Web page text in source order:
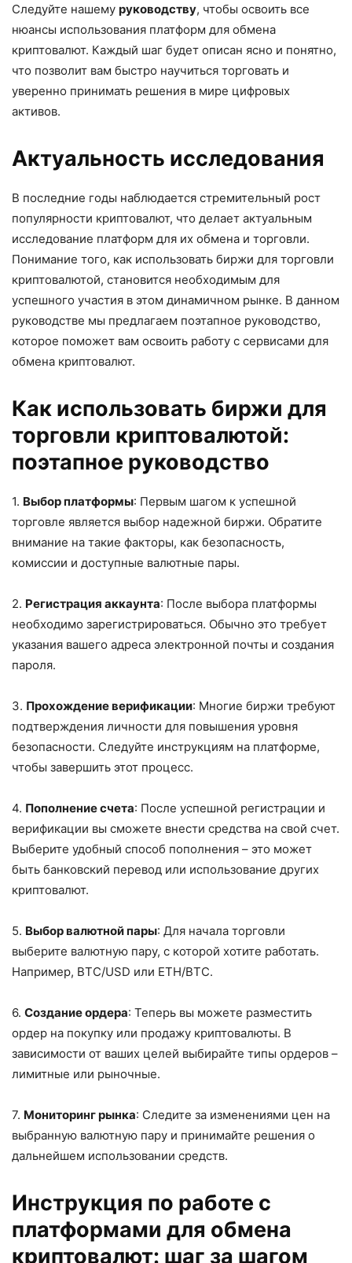
Следуйте нашему руководству, чтобы освоить все
нюансы использования платформ для обмена
криптовалют. Каждый шаг будет описан ясно и понятно,
что позволит вам быстро научиться торговать и
уверенно принимать решения в мире цифровых
активов.
Актуальность исследования
В последние годы наблюдается стремительный рост
популярности криптовалют, что делает актуальным
исследование платформ для их обмена и торговли.
Понимание того, как использовать биржи для торговли
криптовалютой, становится необходимым для
успешного участия в этом динамичном рынке. В данном
руководстве мы предлагаем поэтапное руководство,
которое поможет вам освоить работу с сервисами для
обмена криптовалют.
Как использовать биржи для
торговли криптовалютой:
поэтапное руководство
1. Выбор платформы: Первым шагом к успешной
торговле является выбор надежной биржи. Обратите
внимание на такие факторы, как безопасность,
комиссии и доступные валютные пары.
2. Регистрация аккаунта: После выбора платформы
необходимо зарегистрироваться. Обычно это требует
указания вашего адреса электронной почты и создания
пароля.
3. Прохождение верификации: Многие биржи требуют
подтверждения личности для повышения уровня
безопасности. Следуйте инструкциям на платформе,
чтобы завершить этот процесс.
4. Пополнение счета: После успешной регистрации и
верификации вы сможете внести средства на свой счет.
Выберите удобный способ пополнения – это может
быть банковский перевод или использование других
криптовалют.
5. Выбор валютной пары: Для начала торговли
выберите валютную пару, с которой хотите работать.
Например, BTC/USD или ETH/BTC.
6. Создание ордера: Теперь вы можете разместить
ордер на покупку или продажу криптовалюты. В
зависимости от ваших целей выбирайте типы ордеров –
лимитные или рыночные.
7. Мониторинг рынка: Следите за изменениями цен на
выбранную валютную пару и принимайте решения о
дальнейшем использовании средств.
Инструкция по работе с
платформами для обмена
криптовалют: шаг за шагом